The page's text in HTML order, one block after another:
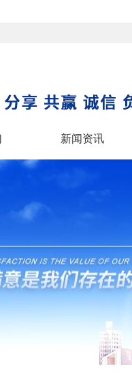
新闻资讯